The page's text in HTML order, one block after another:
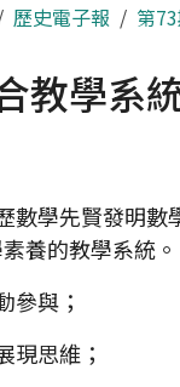
歷史電子報 第
教學系
學先賢發明數
養的教學系統。
與；
思維；